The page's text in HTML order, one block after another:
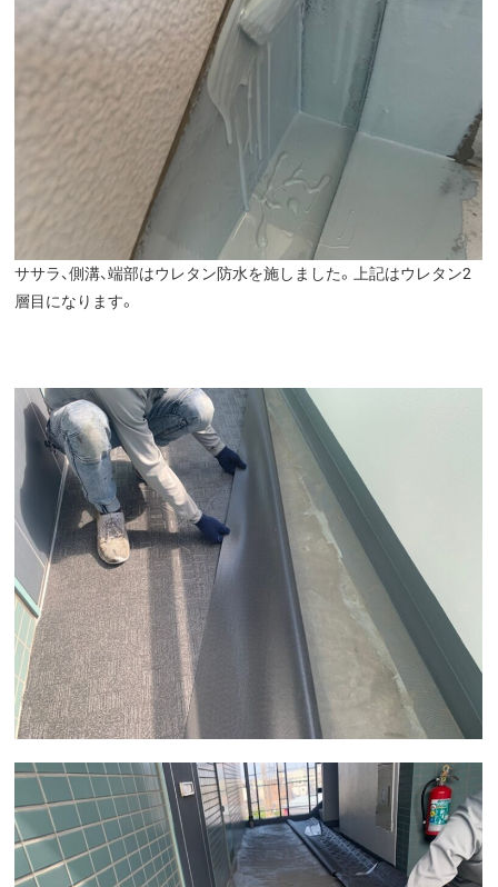
ササラ、側溝、端部はウレタン防水を施しました。上記はウレタン2
層目になります。